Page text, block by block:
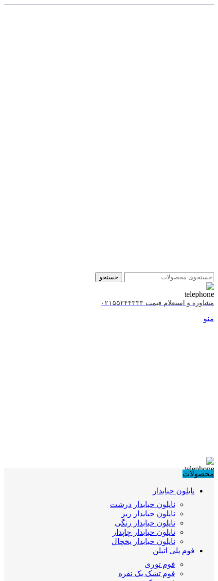
جستجو
مشاوره و استعلام قیمت ۰۲۱۵۵۲۴۴۳۳۳
منو
محصولات
نایلون حبابدار
نایلون حبابدار درشت
نایلون حبابدار ریز
نایلون حبابدار رنگی
نایلون حبابدار چاپدار
نایلون حبابدار یخچال
فوم پلی اتیلن
فوم توری
فوم تشک یک نفره